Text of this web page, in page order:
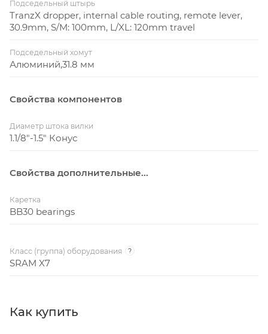
Втулка
передняя
фланец, под дисковый тормоз,
картриджные подшипники с двойным
Втулка
Specialized Stout XC 190, высокий
фланец, под дисковый тормоз,
уплотнителем, QR, 32Н
ободов
Specialized Stout XC 90, под дисковый
Покрышки
Specialized Ground Control Fat, 120TPI,
Подседельный штырь
TranzX dropper, internal cable routing, remote lever,
30.9mm, S/M: 100mm, L/XL: 120mm travel
Подседельный хомут
Алюминий,31.8 мм
Свойства компонентов
Диаметр штока вилки
1.1/8"-1.5" Конус
Свойства дополнительные...
Каретка
BB30 bearings
Класс (группа) оборудования ?
SRAM X7
Как купить